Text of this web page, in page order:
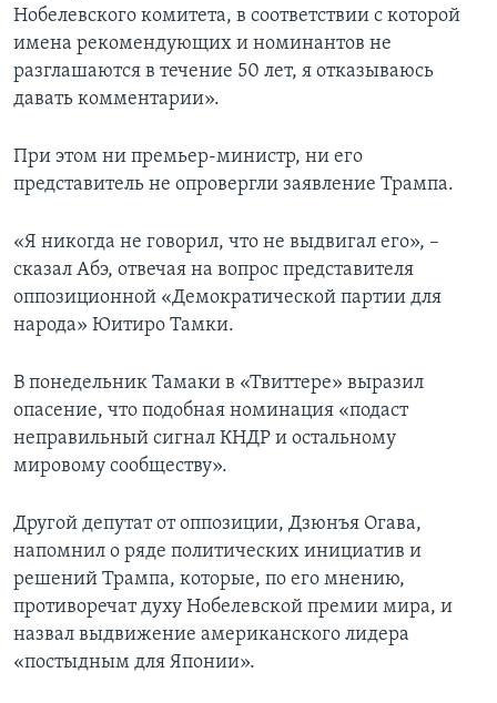
Нобелевского комитета, в соответствии с которой
имена рекомендующих и номинантов не
разглашаются в течение 50 лет, я отказываюсь
давать комментарии».
При этом ни премьер-министр, ни его
представитель не опровергли заявление Трампа.
«Я никогда не говорил, что не выдвигал его», –
сказал Абэ, отвечая на вопрос представителя
оппозиционной «Демократической партии для
народа» Юитиро Тамки.
В понедельник Тамаки в «Твиттере» выразил
опасение, что подобная номинация «подаст
неправильный сигнал КНДР и остальному
мировому сообществу».
Другой депутат от оппозиции, Дзюнъя Огава,
напомнил о ряде политических инициатив и
решений Трампа, которые, по его мнению,
противоречат духу Нобелевской премии мира, и
назвал выдвижение американского лидера
«постыдным для Японии».